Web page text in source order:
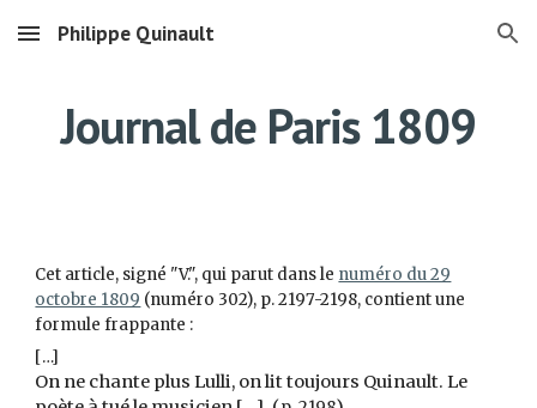
Skip to main content Skip to navigation
Philippe Quinault
Journal de Paris 1809
Cet article, signé "V.", qui parut dans le numéro du 29
octobre 1809 (numéro 302), p. 2197-2198, contient une
formule frappante :
[…]
On ne chante plus Lulli, on lit toujours Quinault. Le